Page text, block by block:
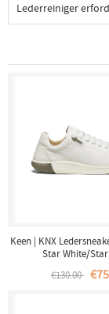
Lederreiniger
Keen | KNX
Star White/
€130.00